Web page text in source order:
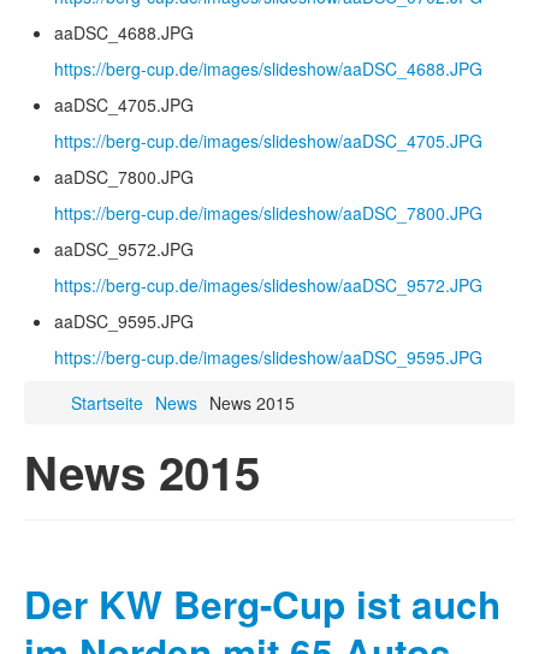
aaDSC_4688.JPG
https://berg-cup.de/images/slideshow/aaDSC_4688.JPG
aaDSC_4705.JPG
https://berg-cup.de/images/slideshow/aaDSC_4705.JPG
aaDSC_7800.JPG
https://berg-cup.de/images/slideshow/aaDSC_7800.JPG
aaDSC_9572.JPG
https://berg-cup.de/images/slideshow/aaDSC_9572.JPG
aaDSC_9595.JPG
https://berg-cup.de/images/slideshow/aaDSC_9595.JPG
Startseite News News 2015
News 2015
Der KW Berg-Cup ist auch